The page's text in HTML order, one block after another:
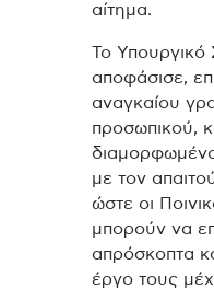
αίτημα.
Το Υπουργικό
αποφάσισε,
αναγκαίου
προσωπικού,
με τον
ώστε οι
μπορούν να
απρόσκοπτα
έργο τους